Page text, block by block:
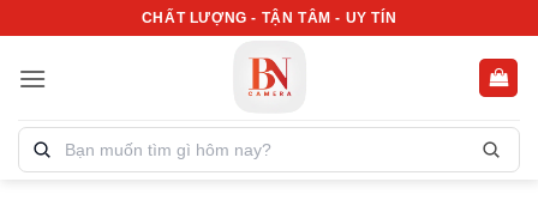
nội
CHẤT LƯỢNG - TẬN TÂM - UY TÍN
Tìm
kiếm